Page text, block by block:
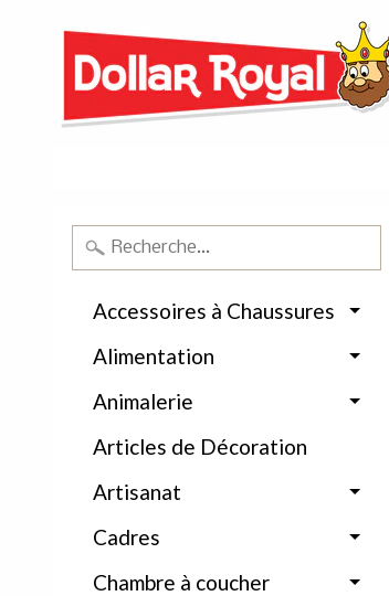
Accessoires à Chaussures
Alimentation
Animalerie
Articles de Décoration
Artisanat
Cadres
Chambre à coucher